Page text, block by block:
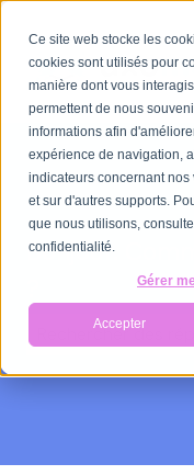
Ce site web stocke les
cookies sont utilisés pour
manière dont vous
permettent de nous
informations afin
expérience de navigation,
indicateurs concernant
et sur d'autres supports.
que nous utilisons,
confidentialité.
Gérer
Accepter
Bonjour.
Il n'y a aucune